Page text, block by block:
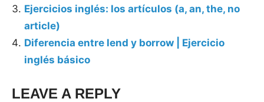
Ejercicios inglés: los artículos (a, an, the, no
article)
Diferencia entre lend y borrow | Ejercicio
inglés básico
LEAVE A REPLY